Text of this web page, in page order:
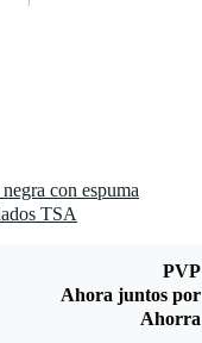
con espuma
TSA
PVP
Ahora juntos por
Ahorra